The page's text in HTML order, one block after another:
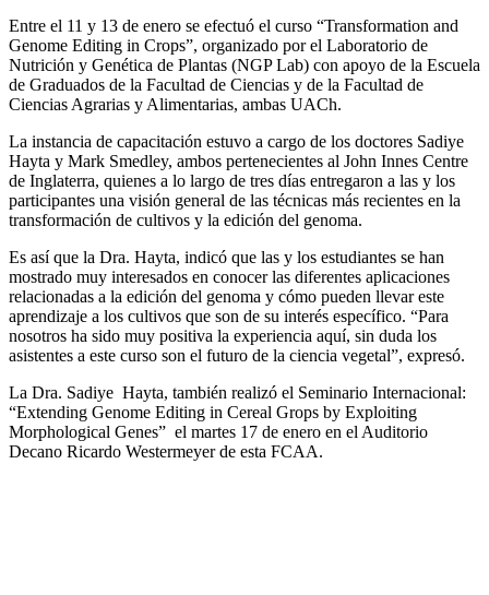
Entre el 11 y 13 de enero se efectuó el curso “Transformation and
Genome Editing in Crops”, organizado por el Laboratorio de
Nutrición y Genética de Plantas (NGP Lab) con apoyo de la Escuela
de Graduados de la Facultad de Ciencias y de la Facultad de
Ciencias Agrarias y Alimentarias, ambas UACh.
La instancia de capacitación estuvo a cargo de los doctores Sadiye
Hayta y Mark Smedley, ambos pertenecientes al John Innes Centre
de Inglaterra, quienes a lo largo de tres días entregaron a las y los
participantes una visión general de las técnicas más recientes en la
transformación de cultivos y la edición del genoma.
Es así que la Dra. Hayta, indicó que las y los estudiantes se han
mostrado muy interesados en conocer las diferentes aplicaciones
relacionadas a la edición del genoma y cómo pueden llevar este
aprendizaje a los cultivos que son de su interés específico. “Para
nosotros ha sido muy positiva la experiencia aquí, sin duda los
asistentes a este curso son el futuro de la ciencia vegetal”, expresó.
La Dra. Sadiye Hayta, también realizó el Seminario Internacional:
“Extending Genome Editing in Cereal Grops by Exploiting
Morphological Genes” el martes 17 de enero en el Auditorio
Decano Ricardo Westermeyer de esta FCAA.